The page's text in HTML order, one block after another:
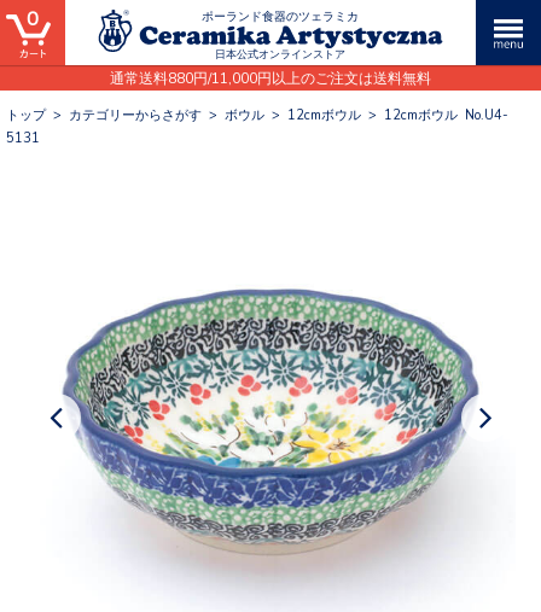
ポーランド食器のツェラミカ
日本公式オンラインストア
通常送料880円/11,000円以上のご注文は送料無料
0
トップ> カテゴリーからさがす > ボウル > 12cmボウル > 12cmボウル No.U4-
5131